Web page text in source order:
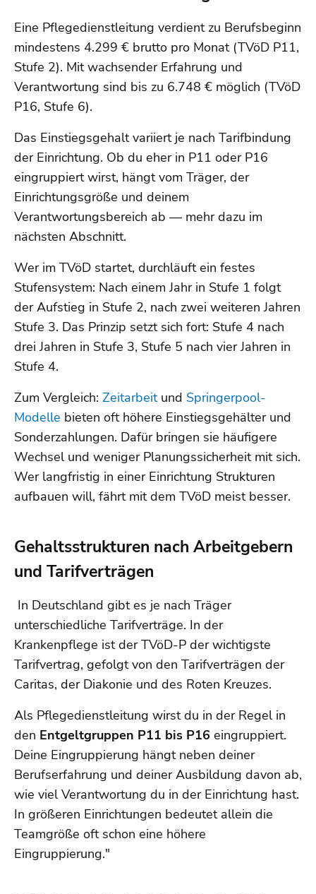
Eine Pflegedienstleitung verdient zu Berufsbeginn
mindestens 4.299 € brutto pro Monat (TVöD P11,
Stufe 2). Mit wachsender Erfahrung und
Verantwortung sind bis zu 6.748 € möglich (TVöD
P16, Stufe 6).
Das Einstiegsgehalt variiert je nach Tarifbindung
der Einrichtung. Ob du eher in P11 oder P16
eingruppiert wirst, hängt vom Träger, der
Einrichtungsgröße und deinem
Verantwortungsbereich ab — mehr dazu im
nächsten Abschnitt.
Wer im TVöD startet, durchläuft ein festes
Stufensystem: Nach einem Jahr in Stufe 1 folgt
der Aufstieg in Stufe 2, nach zwei weiteren Jahren
Stufe 3. Das Prinzip setzt sich fort: Stufe 4 nach
drei Jahren in Stufe 3, Stufe 5 nach vier Jahren in
Stufe 4.
Zum Vergleich: Zeitarbeitund Springerpool-
Modelle bieten oft höhere Einstiegsgehälter und
Sonderzahlungen. Dafür bringen sie häufigere
Wechsel und weniger Planungssicherheit mit sich.
Wer langfristig in einer Einrichtung Strukturen
aufbauen will, fährt mit dem TVöD meist besser.
Gehaltsstrukturen nach Arbeitgebern
und Tarifverträgen
In Deutschland gibt es je nach Träger
unterschiedliche Tarifverträge. In der
Krankenpflege ist der TVöD-P der wichtigste
Tarifvertrag, gefolgt von den Tarifverträgen der
Caritas, der Diakonie und des Roten Kreuzes.
Als Pflegedienstleitung wirst du in der Regel in
den Entgeltgruppen P11 bis P16 eingruppiert.
Deine Eingruppierung hängt neben deiner
Berufserfahrung und deiner Ausbildung davon ab,
wie viel Verantwortung du in der Einrichtung hast.
In größeren Einrichtungen bedeutet allein die
Teamgröße oft schon eine höhere
Eingruppierung."